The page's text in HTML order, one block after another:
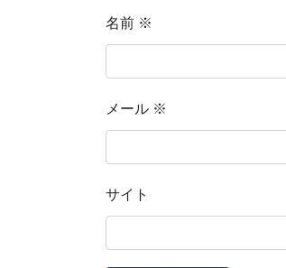
名前 ※
メール ※
サイト